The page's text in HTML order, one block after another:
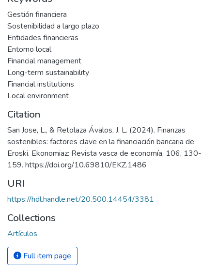
Gestión financiera
Sostenibilidad a largo plazo
Entidades financieras
Entorno local
Financial management
Long-term sustainability
Financial institutions
Local environment
Citation
San Jose, L., & Retolaza Ávalos, J. L. (2024). Finanzas
sostenibles: factores clave en la financiación bancaria de
Eroski. Ekonomiaz: Revista vasca de economía, 106, 130-
159. https://doi.org/10.69810/EKZ.1486
URI
https://hdl.handle.net/20.500.14454/3381
Collections
Artículos
Full item page